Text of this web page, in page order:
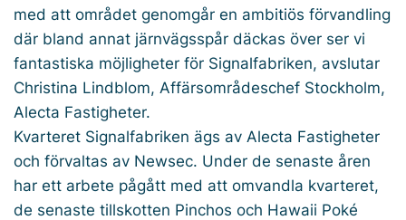
med att området genomgår en ambitiös förvandling
där bland annat järnvägsspår däckas över ser vi
fantastiska möjligheter för Signalfabriken, avslutar
Christina Lindblom, Affärsområdeschef Stockholm,
Alecta Fastigheter.
Kvarteret Signalfabriken ägs av Alecta Fastigheter
och förvaltas av Newsec. Under de senaste åren
har ett arbete pågått med att omvandla kvarteret,
de senaste tillskotten Pinchos och Hawaii Poké